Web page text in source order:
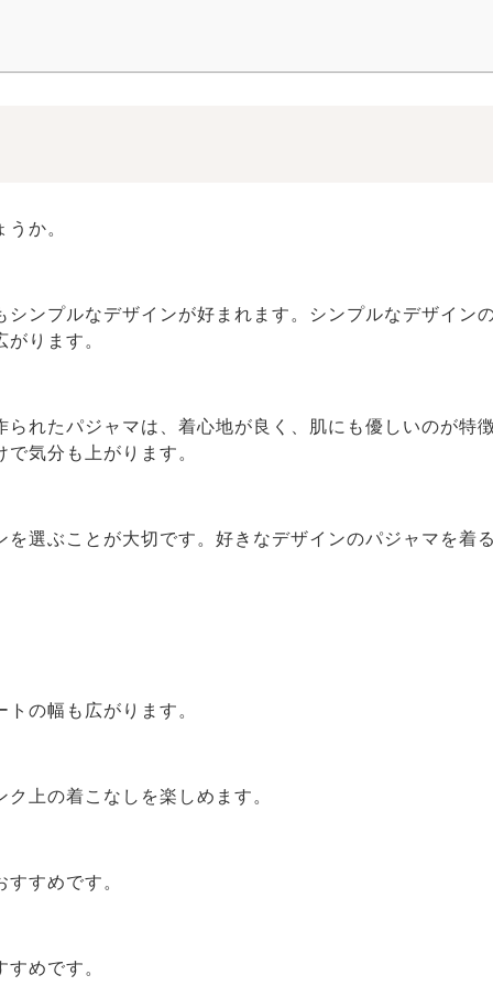
か。
ンプルなデザインが好まれます。シンプルなデザイン
ります。
れたパジャマは、着心地が良く、肌にも優しいのが特
気分も上がります。
選ぶことが大切です。好きなデザインのパジャマを着
の幅も広がります。
上の着こなしを楽しめます。
すめです。
めです。